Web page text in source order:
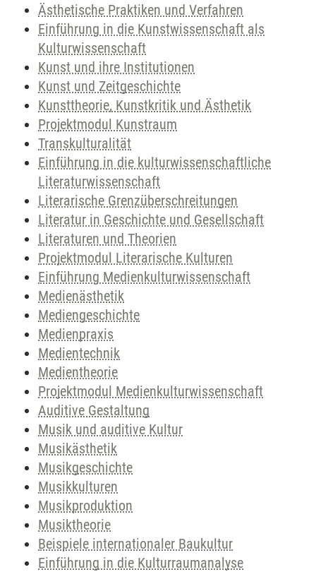
Ästhetische Praktiken und Verfahren
Einführung in die Kunstwissenschaft als
Kulturwissenschaft
Kunst und ihre Institutionen
Kunst und Zeitgeschichte
Kunsttheorie, Kunstkritik und Ästhetik
Projektmodul Kunstraum
Transkulturalität
Einführung in die kulturwissenschaftliche
Literaturwissenschaft
Literarische Grenzüberschreitungen
Literatur in Geschichte und Gesellschaft
Literaturen und Theorien
Projektmodul Literarische Kulturen
Einführung Medienkulturwissenschaft
Medienästhetik
Mediengeschichte
Medienpraxis
Medientechnik
Medientheorie
Projektmodul Medienkulturwissenschaft
Auditive Gestaltung
Musik und auditive Kultur
Musikästhetik
Musikgeschichte
Musikkulturen
Musikproduktion
Musiktheorie
Beispiele internationaler Baukultur
Einführung in die Kulturraumanalyse